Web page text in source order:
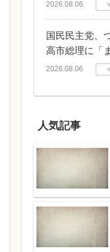
2026.08.06
国民民主党、
高市総理に「
2026.08.06
人気記事